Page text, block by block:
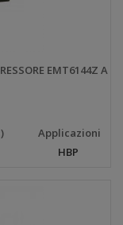
EMT6144Z A
Applicazioni
HBP